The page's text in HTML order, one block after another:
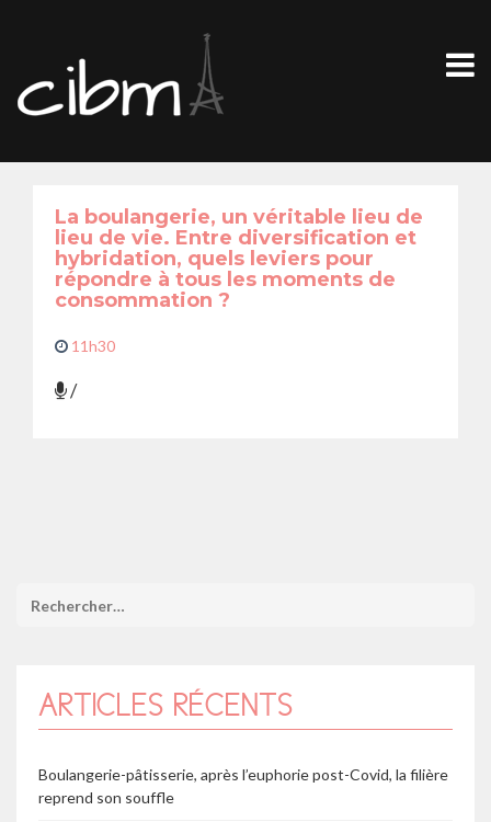
La boulangerie, un véritable lieu de
lieu de vie. Entre diversification et
hybridation, quels leviers pour
répondre à tous les moments de
consommation ?
11h30
/
ARTICLES RÉCENTS
Boulangerie-pâtisserie, après l’euphorie post-Covid, la filière
reprend son souffle